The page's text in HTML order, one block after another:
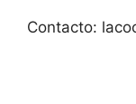
Contacto: